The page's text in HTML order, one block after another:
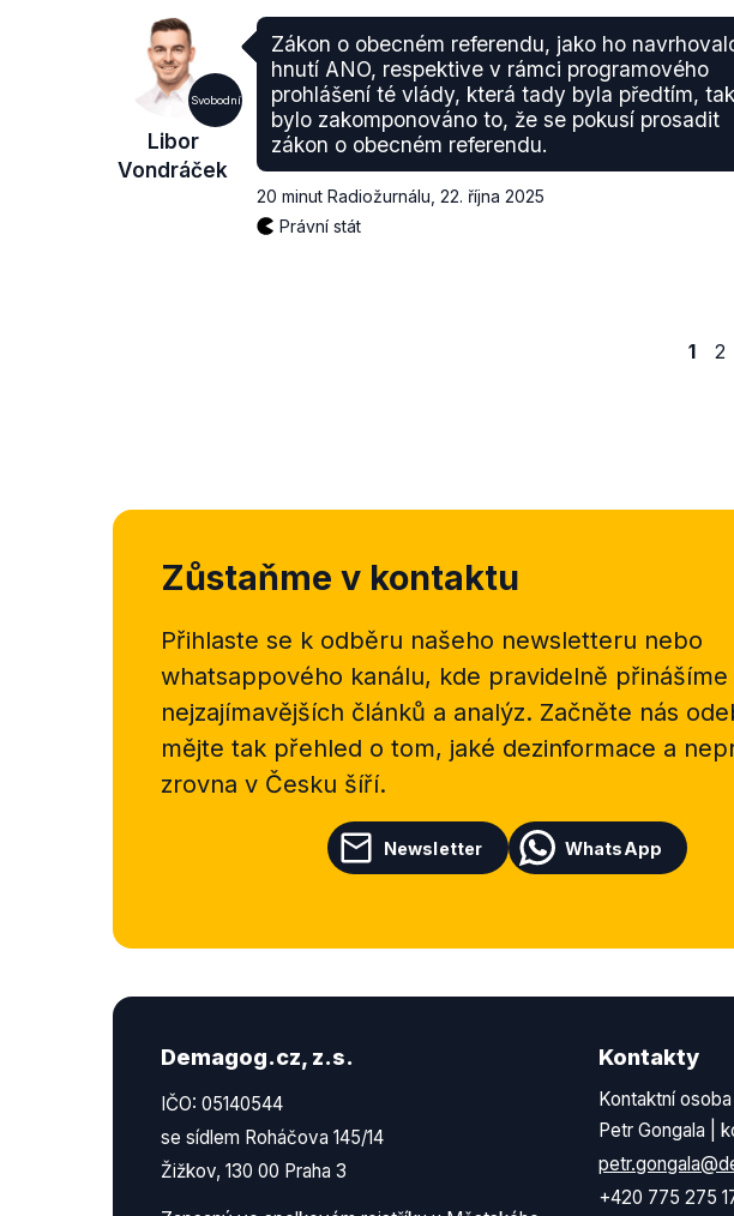
Svobodní
Libor
Vondráček
Zákon o obecném referendu, jako ho
hnutí ANO, respektive v rámci programového
prohlášení té vlády, která tady byla předtím, tak
bylo zakomponováno to, že se pokusí prosadit
zákon o obecném referendu.
20 minut Radiožurnálu 22. října 2025
Právní stát
1 2
Zůstaňme v kontaktu
Přihlaste se k odběru našeho newsletteru nebo
whatsappového kanálu, kde pravidelně
nejzajímavějších článků a analýz. Začněte nás
mějte tak přehled o tom, jaké dezinformace a
zrovna v Česku šíří.
Newsletter WhatsApp
Demagog.cz, z.s.
IČO: 05140544
se sídlem Roháčova 145/14
Žižkov, 130 00 Praha 3
Kontakty
Kontaktní osoba
Petr Gongala |
+420 775 275